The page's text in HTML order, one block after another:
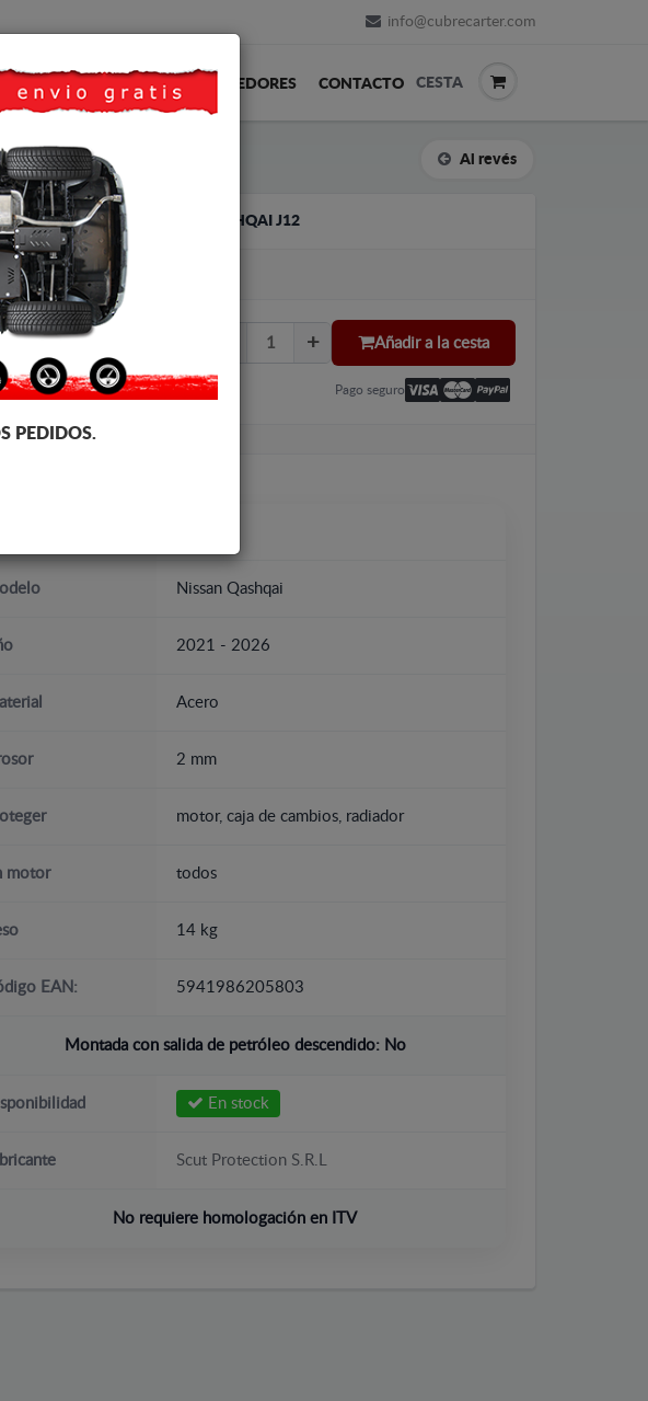
info@cubrecarter.com
FEEDBACK REVENDEDORES CONTACTO CESTA
Al revés
METALICO NISSAN QASHQAI J12
producto: 16.122
Añadir a la cesta
Pago seguro
Nissan Qashqai
2021 - 2026
Acero
2 mm
motor, caja de cambios, radiador
motor todos
14 kg
EAN: 5941986205803
Montada con salida de petróleo descendido: No
En stock
Scut Protection S.R.L
No requiere homologación en ITV
PEDIDOS.